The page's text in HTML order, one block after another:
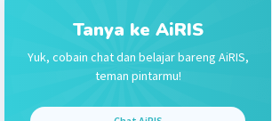
Tanya ke AiRIS
Yuk, cobain chat dan belajar bareng AiRIS,
teman pintarmu!